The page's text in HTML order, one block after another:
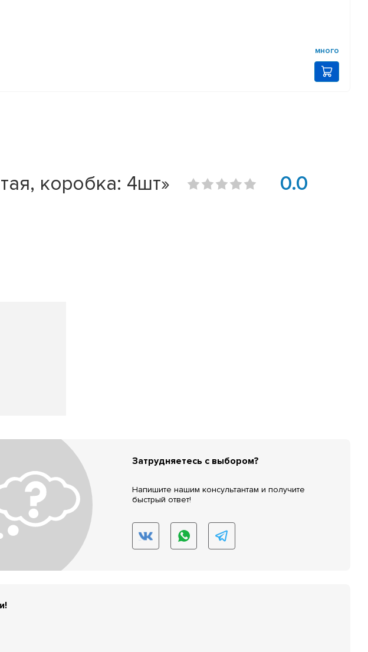
много
коробка: 4шт» 0.0
Затрудняетесь с выбором?
Напишите нашим консультантам и получите
быстрый ответ!